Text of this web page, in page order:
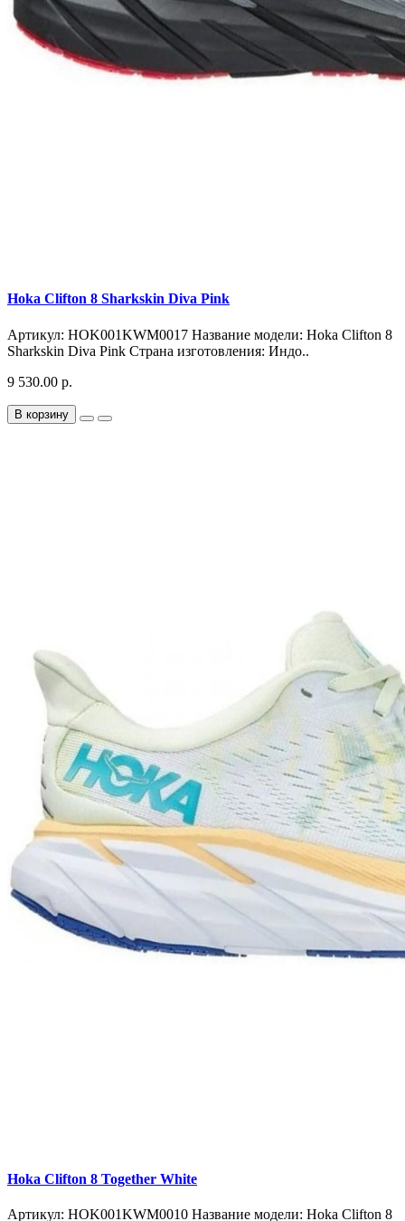
Hoka Clifton 8 Sharkskin Diva Pink
Артикул: HOK001KWM0017 Название модели: Hoka Clifton 8
Sharkskin Diva Pink Страна изготовления: Индо..
9 530.00 р.
В корзину
Hoka Clifton 8 Together White
Артикул: HOK001KWM0010 Название модели: Hoka Clifton 8